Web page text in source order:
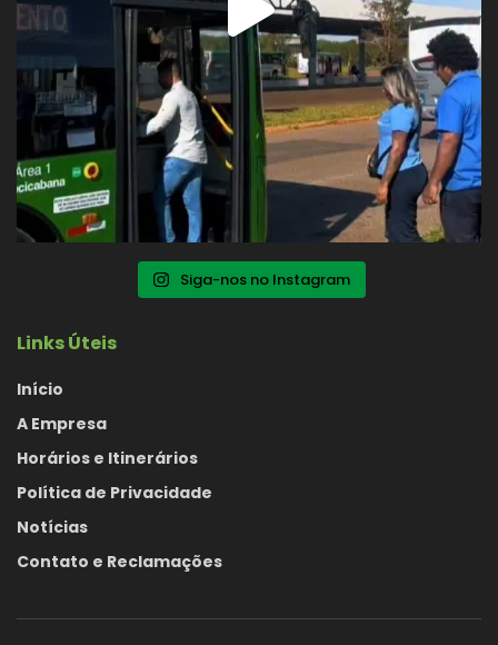
Siga-nos no Instagram
Links Úteis
Início
A Empresa
Horários e Itinerários
Política de Privacidade
Notícias
Contato e Reclamações